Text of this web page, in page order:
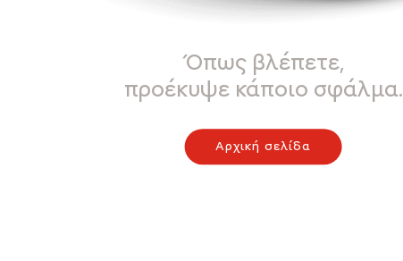
Όπως βλέπετε,
προέκυψε κάποιο σφάλμα.
Αρχική σελίδα